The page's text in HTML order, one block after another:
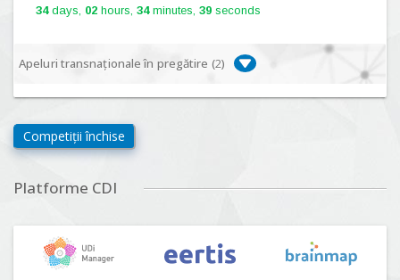
34days, 02 hours, 34minutes, 38 seconds
Apeluri transnaționale în pregătire (2)
biodiversitate, consecințe socio-ecologice și traiectorii
viitoare", Competiția 2026
n°5 (DUT-2026)
Lansare:01 Septembrie 2026
Competiții închise
Platforme CDI